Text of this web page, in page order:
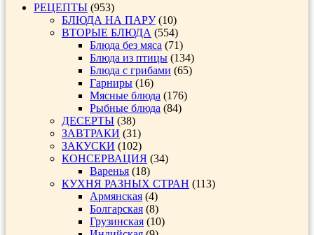
РЕЦЕПТЫ (953)
БЛЮДА НА ПАРУ(10)
ВТОРЫЕ БЛЮДА (554)
Блюда без мяса (71)
Блюда из птицы (134)
Блюда с грибами (65)
Гарниры (16)
Мясные блюда (176)
Рыбные блюда (84)
ДЕСЕРТЫ (38)
ЗАВТРАКИ (31)
ЗАКУСКИ (102)
КОНСЕРВАЦИЯ (34)
Варенья (18)
КУХНЯ РАЗНЫХ СТРАН (113)
Армянская (4)
Болгарская (8)
Грузинская (10)